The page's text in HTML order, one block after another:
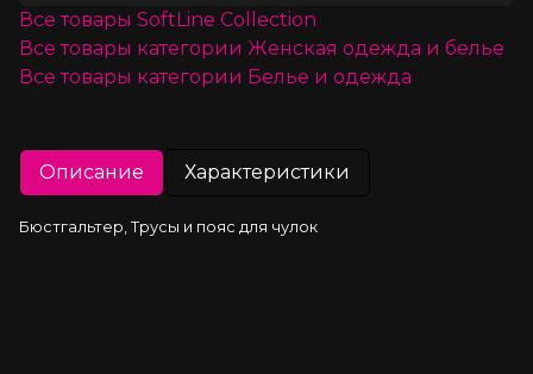
Все товары SoftLine Collection
Все товары категории Женская одежда и белье
Все товары категории Белье и одежда
Описание Характеристики
Бюстгальтер, Трусы и пояс для чулок